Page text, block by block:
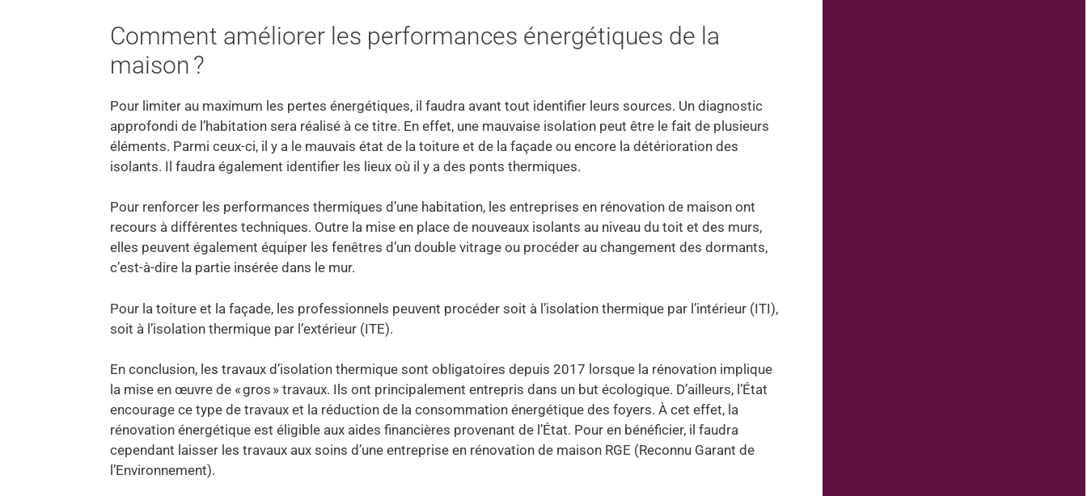
Comment améliorer les performances énergétiques de la
maison ?
Pour limiter au maximum les pertes énergétiques, il faudra avant tout identifier leurs sources. Un diagnostic
approfondi de l’habitation sera réalisé à ce titre. En effet, une mauvaise isolation peut être le fait de plusieurs
éléments. Parmi ceux-ci, il y a le mauvais état de la toiture et de la façade ou encore la détérioration des
isolants. Il faudra également identifier les lieux où il y a des ponts thermiques.
Pour renforcer les performances thermiques d’une habitation, les entreprises en rénovation de maison ont
recours à différentes techniques. Outre la mise en place de nouveaux isolants au niveau du toit et des murs,
elles peuvent également équiper les fenêtres d’un double vitrage ou procéder au changement des dormants,
c’est-à-dire la partie insérée dans le mur.
Pour la toiture et la façade, les professionnels peuvent procéder soit à l’isolation thermique par l’intérieur (ITI),
soit à l’isolation thermique par l’extérieur (ITE).
En conclusion, les travaux d’isolation thermique sont obligatoires depuis 2017 lorsque la rénovation implique
la mise en œuvre de « gros » travaux. Ils ont principalement entrepris dans un but écologique. D’ailleurs, l’État
encourage ce type de travaux et la réduction de la consommation énergétique des foyers. À cet effet, la
rénovation énergétique est éligible aux aides financières provenant de l’État. Pour en bénéficier, il faudra
cependant laisser les travaux aux soins d’une entreprise en rénovation de maison RGE (Reconnu Garant de
l’Environnement).